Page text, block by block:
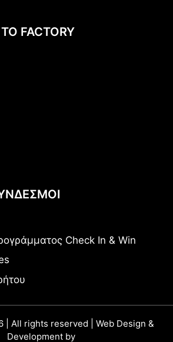
FACTORY
Check In & Win
| All rights reserved | Web Design &
Development by